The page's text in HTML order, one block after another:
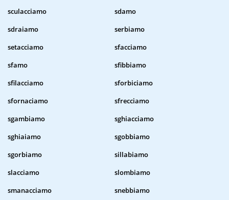
sculacciamo
sdamo
sdraiamo
serbiamo
setacciamo
sfacciamo
sfamo
sfibbiamo
sfilacciamo
sforbiciamo
sfornaciamo
sfrecciamo
sgambiamo
sghiacciamo
sghiaiamo
sgobbiamo
sgorbiamo
sillabiamo
slacciamo
slombiamo
smanacciamo
snebbiamo